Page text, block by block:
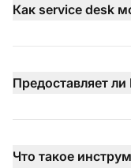
Как service desk
Предоставляет
Что такое